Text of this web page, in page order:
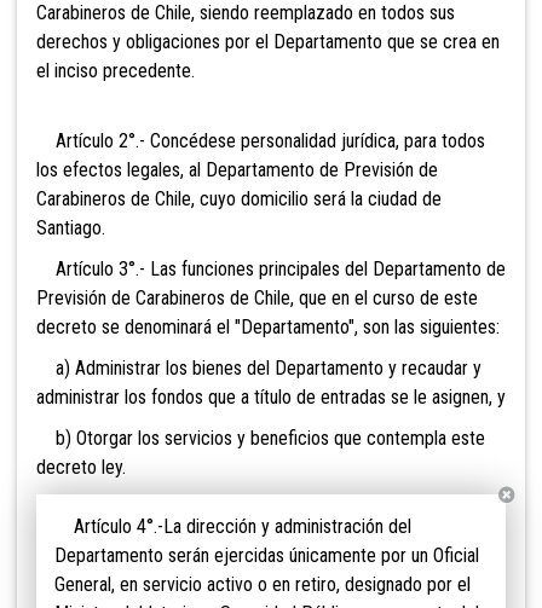
Carabineros de Chile, siendo reemplazado en todos sus
derechos y obligaciones por el Departamento que se crea en
el inciso precedente.
Artículo 2°.- Concédese personalidad jurídica, para todos
los efectos legales, al Departamento de Previsión de
Carabineros de Chile, cuyo domicilio será la ciudad de
Santiago.
Artículo 3°.- Las funciones principales del Departamento de
Previsión de Carabineros de Chile, que en el curso de este
decreto se denominará el "Departamento", son las siguientes:
a) Administrar los bienes del Departamento y recaudar y
administrar los fondos que a título de entradas se le asignen, y
b) Otorgar los servicios y beneficios que contempla este
decreto ley.
Artículo 4°.-La dirección y administración del
Departamento serán ejercidas únicamente por un Oficial
General, en servicio activo o en retiro, designado por el